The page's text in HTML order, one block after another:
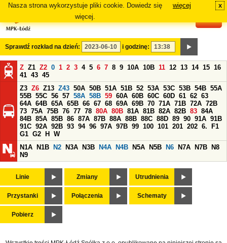
Nasza strona wykorzystuje pliki cookie. Dowiedz się
więcej.
więcej x
Sprawdź rozkład na dzień: i godzinę:
Z Z1 Z2 0 1 2 3 4 5 6 7 8 9 10A 10B 11 12 13 14 15 16
41 43 45
Z3 Z6 Z13 Z43 50A 50B 51A 51B 52 53A 53C 53B 54B 55A
55B 55C 56 57 58A 58B 59 60A 60B 60C 60D 61 62 63
64A 64B 65A 65B 66 67 68 69A 69B 70 71A 71B 72A 72B
73 75A 75B 76 77 78 80A 80B 81A 81B 82A 82B 83 84A
84B 85A 85B 86 87A 87B 88A 88B 88C 88D 89 90 91A 91B
91C 92A 92B 93 94 96 97A 97B 99 100 101 201 202 6.
F1
G1 G2 H
W
N1A
N1B N2 N3A N3B N4A N4B N5A N5B N6 N7A N7B
N8
N9
Linie Zmiany Utrudnienia
Przystanki Połączenia Schematy
Pobierz